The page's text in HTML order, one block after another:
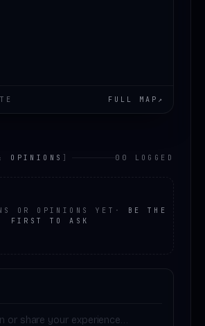
FULL MAP ↗
OPINIONS 00 LOGGED
OR OPINIONS YET ·
BE THE
FIRST TO ASK